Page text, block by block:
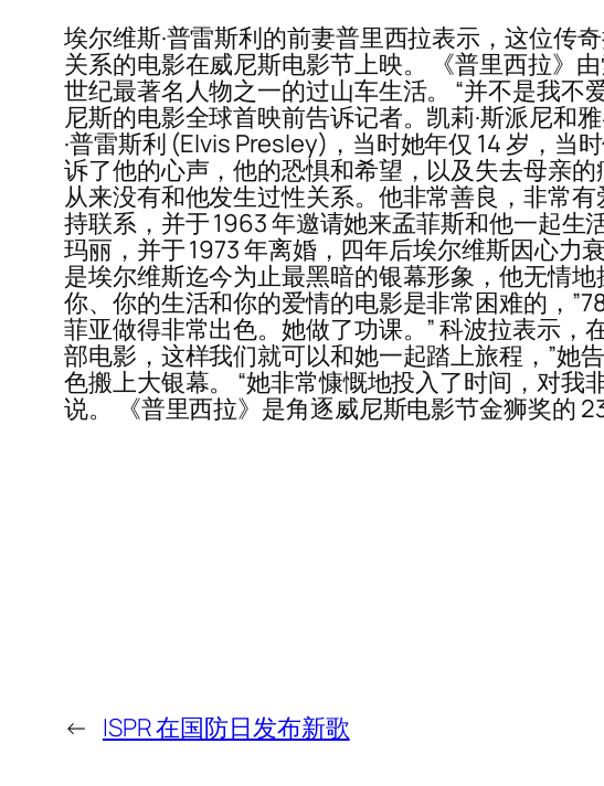
埃尔维斯·普雷斯利的前妻普里西拉表示，这位传
关系的电影在威尼斯电影节上映。 《普里西拉》
世纪最著名人物之一的过山车生活。 “并不是我
尼斯的电影全球首映前告诉记者。凯莉·斯派尼和
·普雷斯利 (Elvis Presley)，当时她年仅 14 岁，当
诉了他的心声，他的恐惧和希望，以及失去母亲
从来没有和他发生过性关系。他非常善良，非常
持联系，并于 1963 年邀请她来孟菲斯和他一起生
玛丽，并于 1973 年离婚，四年后埃尔维斯因心力
是埃尔维斯迄今为止最黑暗的银幕形象，他无情
你、你的生活和你的爱情的电影是非常困难的，
菲亚做得非常出色。她做了功课。” 科波拉表示
部电影，这样我们就可以和她一起踏上旅程，”她
色搬上大银幕。 “她非常慷慨地投入了时间，对
说。 《普里西拉》是角逐威尼斯电影节金狮奖的
← ISPR 在国防日发布新歌